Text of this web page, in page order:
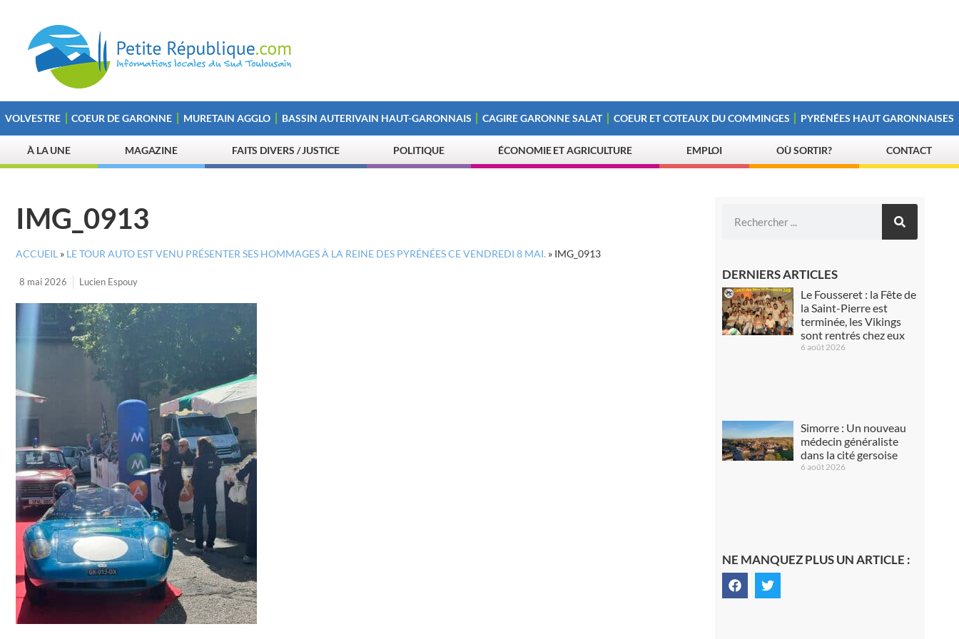
VOLVESTRE COEUR DE GARONNE MURETAIN AGGLO BASSIN AUTERIVAIN HAUT-GARONNAIS CAGIRE GARONNE SALAT COEUR ET COTEAUX DU COMMINGES PYRÉNÉES HAUT GARONNAISES
À LA UNE MAGAZINE FAITS DIVERS / JUSTICE POLITIQUE ÉCONOMIE ET AGRICULTURE EMPLOI OÙ SORTIR? CONTACT
IMG_0913
ACCUEIL » LE TOUR AUTO EST VENU PRÉSENTER SES HOMMAGES À LA REINE DES PYRÉNÉES CE VENDREDI 8 MAI. » IMG_0913
8 mai 2026 Lucien Espouy DERNIERS ARTICLES
Le Fousseret : la Fête de
la Saint-Pierre est
terminée, les Vikings
sont rentrés chez eux
6 août 2026
Simorre : Un nouveau
médecin généraliste
dans la cité gersoise
6 août 2026
NE MANQUEZ PLUS UN ARTICLE :